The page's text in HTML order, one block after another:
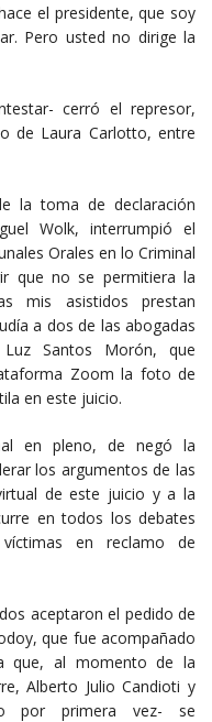
el presidente, que soy
Pero usted no dirige la
cerró el represor,
de Laura Carlotto, entre
la toma de declaración
Wolk, interrumpió el
Orales en lo Criminal
que no se permitiera la
mis asistidos prestan
a dos de las abogadas
Santos Morón, que
Zoom la foto de
en este juicio.
en pleno, de negó la
los argumentos de las
de este juicio y a la
en todos los debates
en reclamo de
aceptaron el pedido de
que fue acompañado
que, al momento de la
Alberto Julio Candioti y
por primera vez- se